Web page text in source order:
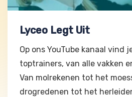
Lyceo Legt Uit
Op ons YouTube kanaal vind
toptrainers, van alle vakken
Van molrekenen tot het
drogredenen tot het